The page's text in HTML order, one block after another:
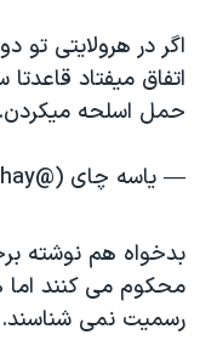
اگر در هرولایتی
اتفاق میفتاد
حمل اسلحه میکردن.
— یاسه چای (@YasehChay)
بدخواه هم نوشته
محکوم می کنند اما
رسمیت نمی شناسند.